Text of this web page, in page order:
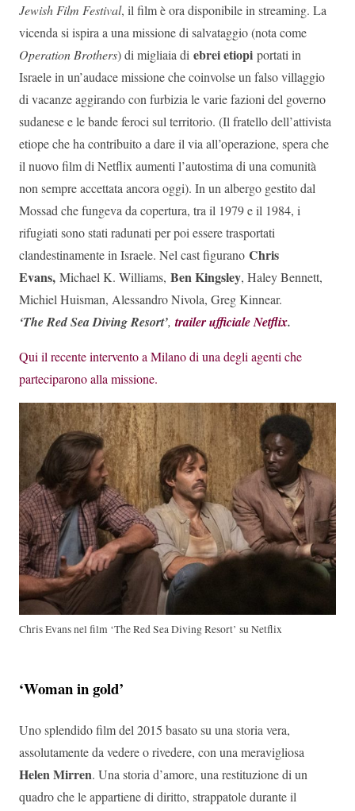
Jewish Film Festival, il film è ora disponibile in streaming. La
vicenda si ispira a una missione di salvataggio (nota come
Operation Brothers) di migliaia di ebrei etiopi portati in
Israele in un’audace missione che coinvolse un falso villaggio
di vacanze aggirando con furbizia le varie fazioni del governo
sudanese e le bande feroci sul territorio. (Il fratello dell’attivista
etiope che ha contribuito a dare il via all’operazione, spera che
il nuovo film di Netflix aumenti l’autostima di una comunità
non sempre accettata ancora oggi). In un albergo gestito dal
Mossad che fungeva da copertura, tra il 1979 e il 1984, i
rifugiati sono stati radunati per poi essere trasportati
clandestinamente in Israele. Nel cast figurano Chris
Evans, Michael K. Williams, Ben Kingsley, Haley Bennett,
Michiel Huisman, Alessandro Nivola, Greg Kinnear.
‘The Red Sea Diving Resort’,trailer ufficiale Netflix.
Qui il recente intervento a Milano di una degli agenti che
parteciparono alla missione.
Chris Evans nel film ‘The Red Sea Diving Resort’ su Netflix
‘Woman in gold’
Uno splendido film del 2015 basato su una storia vera,
assolutamente da vedere o rivedere, con una meravigliosa
Helen Mirren. Una storia d’amore, una restituzione di un
quadro che le appartiene di diritto, strappatole durante il